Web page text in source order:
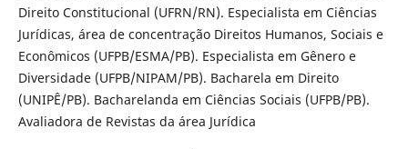
Direito Constitucional (UFRN/RN). Especialista em Ciências
Jurídicas, área de concentração Direitos Humanos, Sociais e
Econômicos (UFPB/ESMA/PB). Especialista em Gênero e
Diversidade (UFPB/NIPAM/PB). Bacharela em Direito
(UNIPÊ/PB). Bacharelanda em Ciências Sociais (UFPB/PB).
Avaliadora de Revistas da área Jurídica